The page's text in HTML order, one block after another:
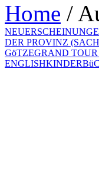
Home /
DER PROVINZ
GöTZEGRAND
ENGLISH